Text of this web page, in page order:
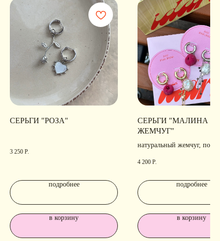
СЕРЬГИ "РОЗА"
3 250 Р.
подробнее
в корзину
СЕРЬГИ "МАЛИНА И
ЖЕМЧУГ"
натуральный жемчуг,
4 200 Р.
подробнее
в корзину
Сайт разработан